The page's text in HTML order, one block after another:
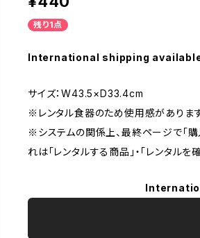
残り1点
International shipping
サイズ：W43.5×D33.4cm
※レンタル食器のため使用感がありま
※システムの関係上、最終ページで「購
れは「レンタルする商品」・「レンタルを